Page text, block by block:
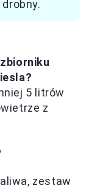
5 litrów
z
zestaw